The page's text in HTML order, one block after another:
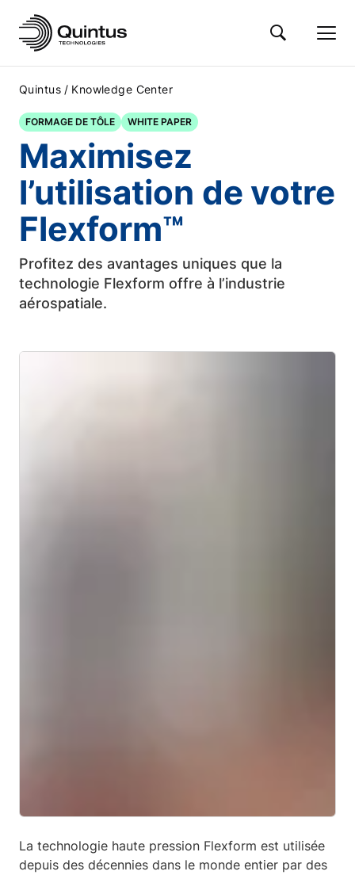
Quintus / Knowledge Center
FORMAGE DE TÔLE WHITE PAPER
Maximisez
l’utilisation de votre
Flexform™
Profitez des avantages uniques que la
technologie Flexform offre à l’industrie
aérospatiale.
La technologie haute pression Flexform est utilisée
depuis des décennies dans le monde entier par des